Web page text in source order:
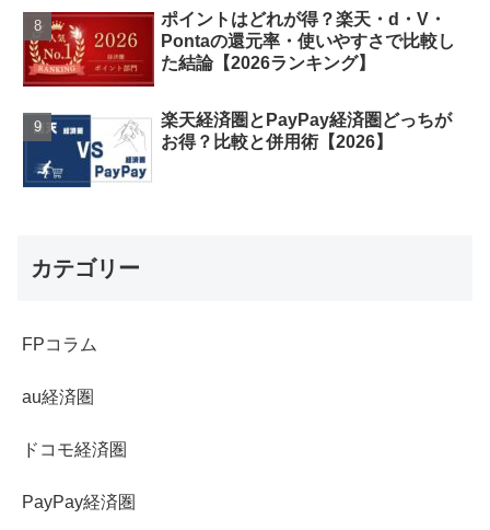
ポイントはどれが得？楽天・d・V・
Pontaの還元率・使いやすさで比較し
た結論【2026ランキング】
楽天経済圏とPayPay経済圏どっちが
お得？比較と併用術【2026】
カテゴリー
FPコラム
au経済圏
ドコモ経済圏
PayPay経済圏